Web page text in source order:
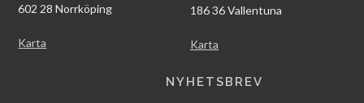
602 28 Norrköping
Karta
186 36 Vallentuna
Karta
NYHETSBREV